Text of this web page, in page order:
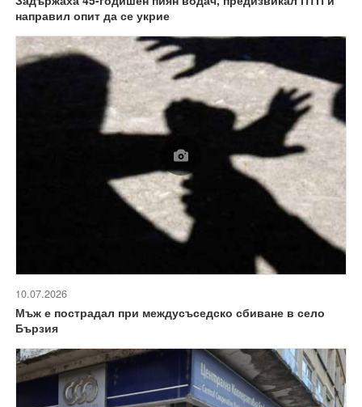
направил опит да се укрие
10.07.2026
Мъж е пострадал при междусъседско сбиване в село
Бързия